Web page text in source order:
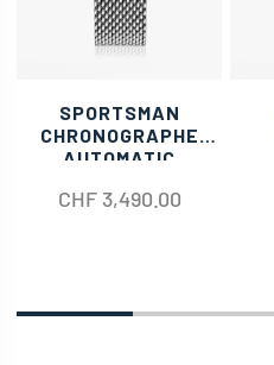
SPORTSMAN
CHRONOGRAPHE
AUTOMATIC
CHF3,490.00